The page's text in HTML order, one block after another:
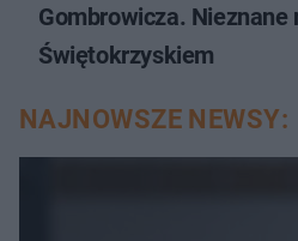
Gombrowicza. Nieznane
Świętokrzyskiem
NAJNOWSZE NEWSY: